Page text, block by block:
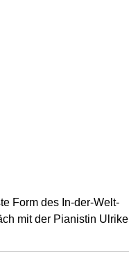
Form des In-der-Welt-
mit der Pianistin Ulrike